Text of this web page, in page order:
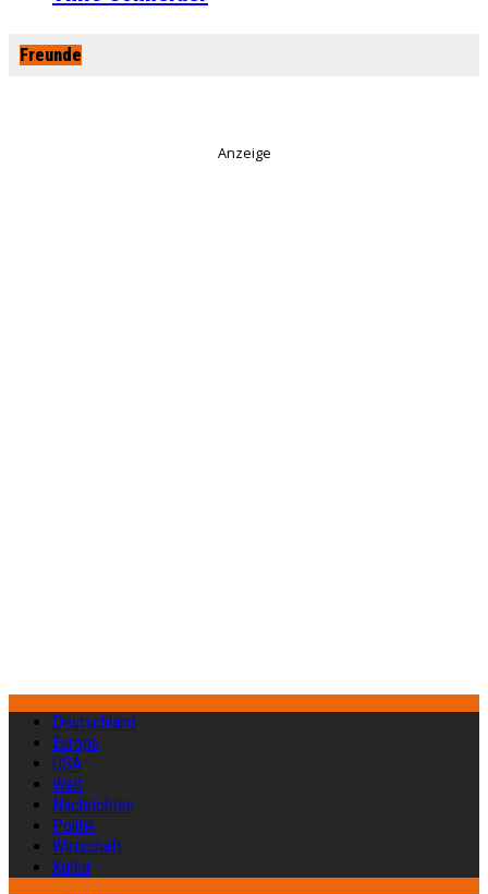
Freunde
Anzeige
Deutschland
Europa
USA
Welt
Nachrichten
Politik
Wirtschaft
Kultur